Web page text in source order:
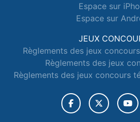
Espace sur
Espace sur
JEUX
Règlements des jeux
Règlements des jeux
Règlements des jeux concours